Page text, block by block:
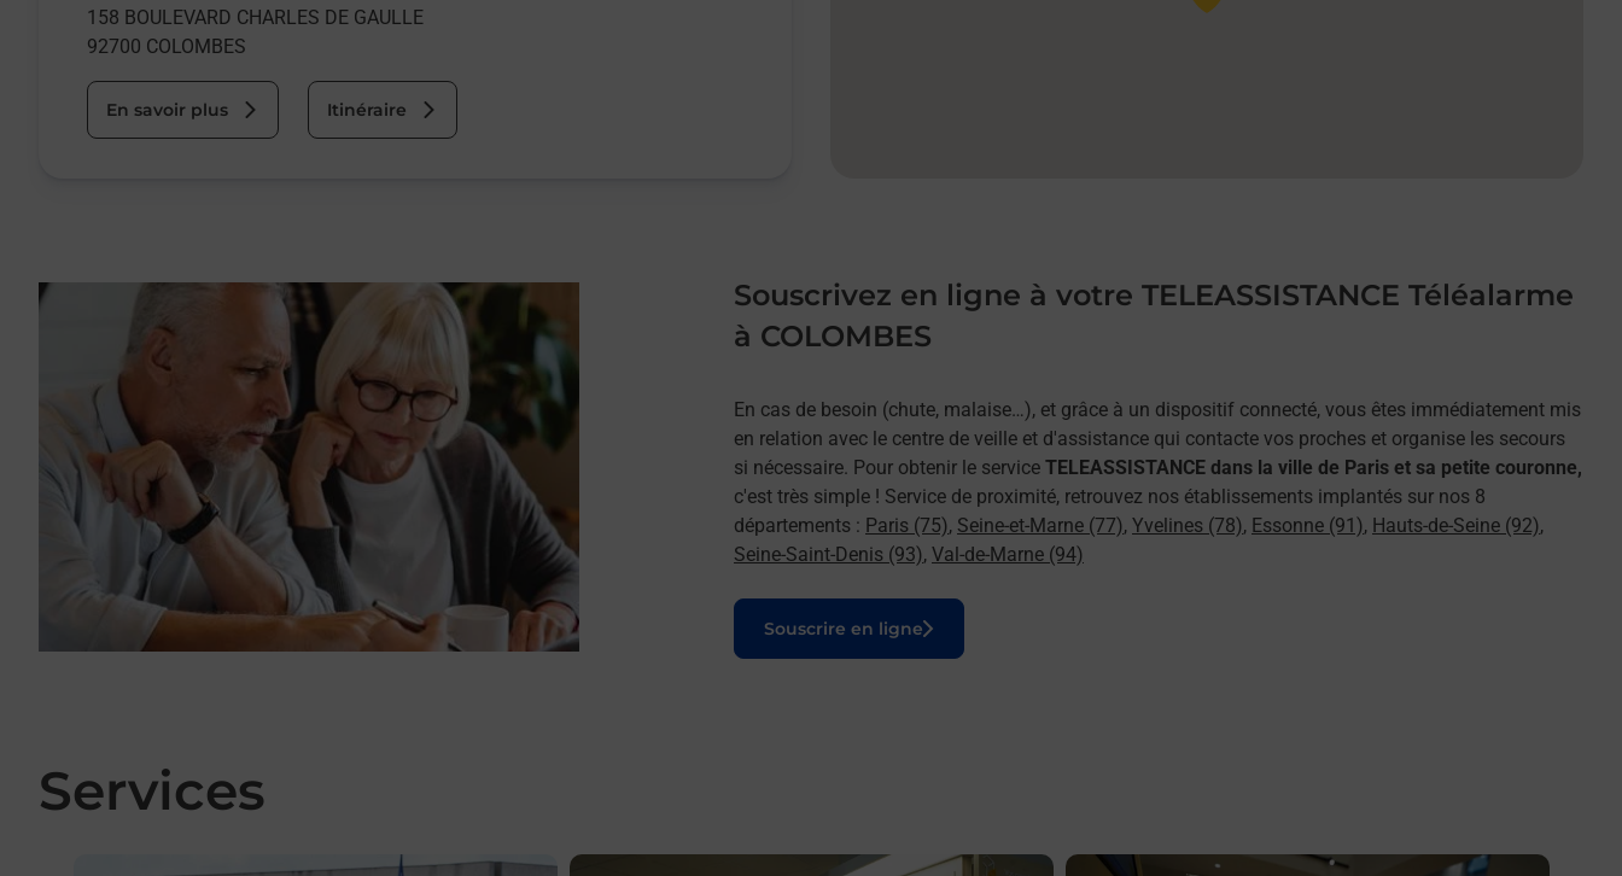
158 BOULEVARD CHARLES DE GAULLE
92700 COLOMBES
En savoir plus Itinéraire
Souscrivez en ligne à votre TELEASSISTANCE Téléalarme
à COLOMBES
En cas de besoin (chute, malaise…), et grâce à un dispositif connecté, vous êtes immédiatement mis
en relation avec le centre de veille et d'assistance qui contacte vos proches et organise les secours
si nécessaire. Pour obtenir le service TELEASSISTANCE dans la ville de Paris et sa petite couronne,
c'est très simple ! Service de proximité, retrouvez nos établissements implantés sur nos 8
départements : Paris (75), Seine-et-Marne (77), Yvelines (78), Essonne (91), Hauts-de-Seine (92),
Seine-Saint-Denis (93), Val-de-Marne (94)
Souscrire en ligne
Le lien s'ouvre dans un nouvel onglet
Services
En savoir plus En savoir plus